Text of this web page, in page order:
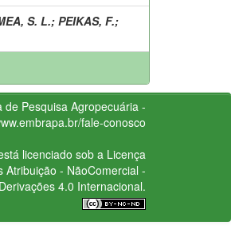
S. L.; PEIKAS, F.;
de Pesquisa Agropecuária -
fale-conosco
licenciado sob a Licença
Atribuição - NãoComercial -
4.0 Internacional.